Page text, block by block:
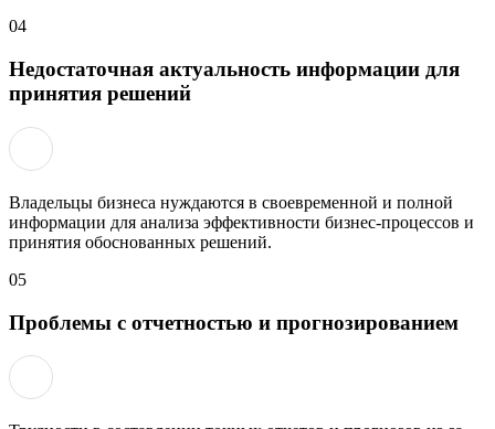
04
Недостаточная актуальность информации для
принятия решений
Владельцы бизнеса нуждаются в своевременной и полной
информации для анализа эффективности бизнес-процессов и
принятия обоснованных решений.
05
Проблемы с отчетностью и прогнозированием